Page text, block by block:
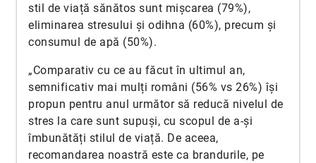
stil de viață sănătos sunt mișcarea (79%),
eliminarea stresului și odihna (60%), precum și
consumul de apă (50%).
„Comparativ cu ce au făcut în ultimul an,
semnificativ mai mulți români (56% vs 26%) își
propun pentru anul următor să reducă nivelul de
stres la care sunt supuși, cu scopul de a-și
îmbunătăți stilul de viață. De aceea,
recomandarea noastră este ca brandurile, pe